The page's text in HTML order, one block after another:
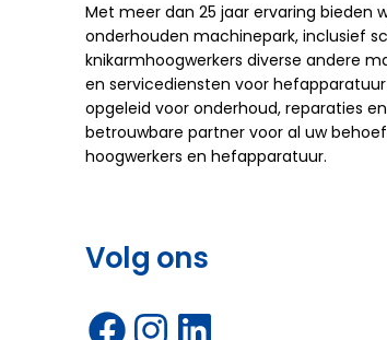
Met meer dan 25 jaar ervaring bieden
onderhouden machinepark, inclusief
knikarmhoogwerkers diverse andere
en servicediensten voor
opgeleid voor onderhoud, reparaties
betrouwbare partner voor al uw
hoogwerkers en hefapparatuur.
Volg ons